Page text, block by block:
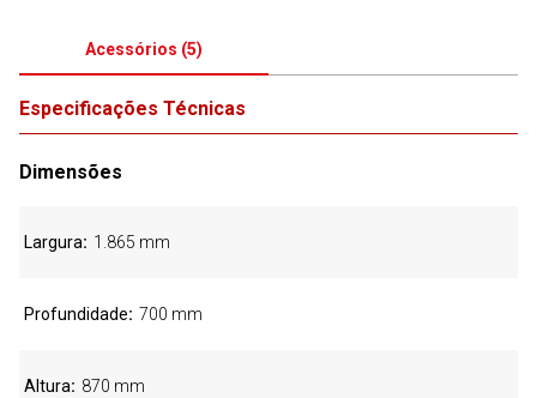
Acessórios (5)
Especificações Técnicas
Dimensões
Largura 1.865 mm
Profundidade 700 mm
Altura 870 mm